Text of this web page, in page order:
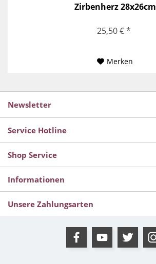
Zirbenherz 28x26cm
25,50 € *
Merken
Newsletter
Service Hotline
Shop Service
Informationen
Unsere Zahlungsarten